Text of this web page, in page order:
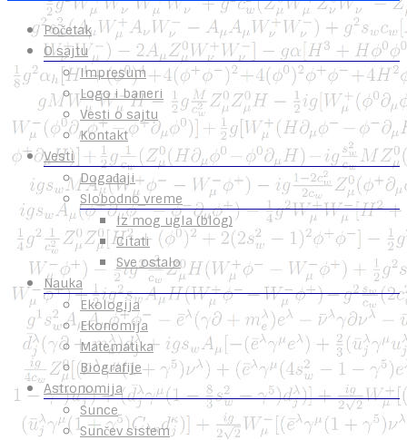
Početak
O sajtu
Impresum
Logo i baneri
Vesti o sajtu
Kontakt
Vesti
Događaji
Slobodno vreme
Iz mog ugla (blog)
Citati
Sve ostalo
Nauka
Ekologija
Ekonomija
Matematika
Biografije
Astronomija
Sunce
Sunčev sistem